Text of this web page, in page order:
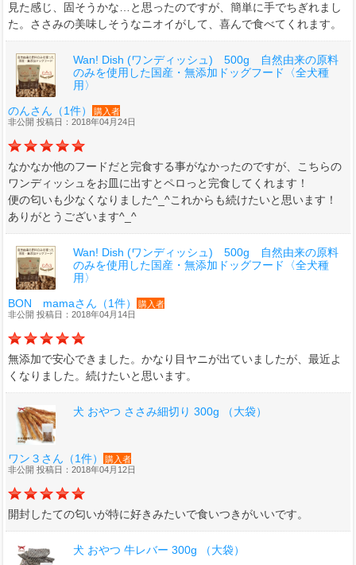
見た感じ、固そうかな…と思ったのですが、簡単に手でちぎれまし
た。ささみの美味しそうなニオイがして、喜んで食べてくれます。
Wan! Dish (ワンディッシュ) 500g 自然由来の原料
のみを使用した国産・無添加ドッグフード〈全犬種
用〉
のんさん（1件）
購入者
非公開 投稿日：2018年04月24日
なかなか他のフードだと完食する事がなかったのですが、こちらの
ワンディッシュをお皿に出すとペロっと完食してくれます！
便の匂いも少なくなりました^_^これからも続けたいと思います！
ありがとうございます^_^
Wan! Dish (ワンディッシュ) 500g 自然由来の原料
のみを使用した国産・無添加ドッグフード〈全犬種
用〉
BON mamaさん（1件）
購入者
非公開 投稿日：2018年04月14日
無添加で安心できました。かなり目ヤニが出ていましたが、最近よ
くなりました。続けたいと思います。
犬 おやつ ささみ細切り 300g （大袋）
ワン３さん（1件）
購入者
非公開 投稿日：2018年04月12日
開封したての匂いが特に好きみたいで食いつきがいいです。
犬 おやつ 牛レバー 300g （大袋）